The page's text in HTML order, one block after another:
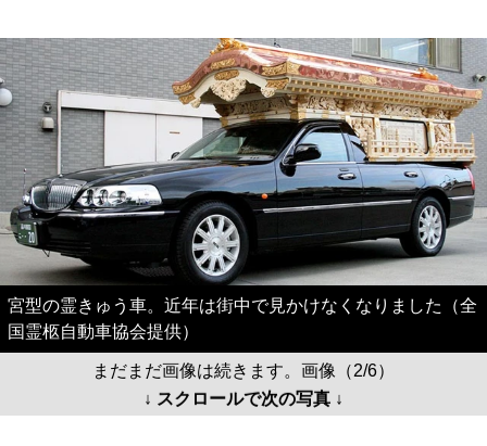
宮型の霊きゅう車。近年は街中で見かけなくなりました（全
国霊柩自動車協会提供）
まだまだ画像は続きます。画像（2/6）
↓ スクロールで次の写真 ↓